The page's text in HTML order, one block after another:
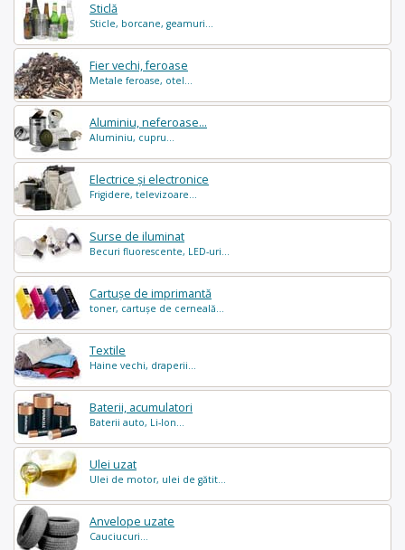
Sticlă
Sticle, borcane, geamuri...
Fier vechi, feroase
Metale feroase, otel...
Aluminiu, neferoase...
Aluminiu, cupru...
Electrice și electronice
Frigidere, televizoare...
Surse de iluminat
Becuri fluorescente, LED-uri...
Cartușe de imprimantă
toner, cartușe de cerneală...
Textile
Haine vechi, draperii...
Baterii, acumulatori
Baterii auto, Li-Ion...
Ulei uzat
Ulei de motor, ulei de gătit...
Anvelope uzate
Cauciucuri...